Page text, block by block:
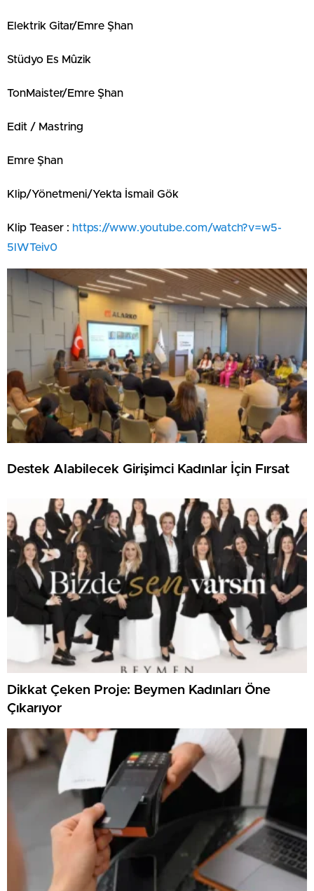
Elektrik Gitar/Emre Şhan
Stüdyo Es Mûzik
TonMaister/Emre Şhan
Edit / Mastring
Emre Şhan
Klip/Yönetmeni/Yekta İsmail Gök
Klip Teaser : https://www.youtube.com/watch?v=w5-
5lWTeiv0
Destek Alabilecek Girişimci Kadınlar İçin Fırsat
Dikkat Çeken Proje: Beymen Kadınları Öne
Çıkarıyor